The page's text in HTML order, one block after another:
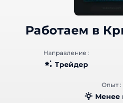
Работаем в
Направление :
Трейдер
Опыт :
Менее